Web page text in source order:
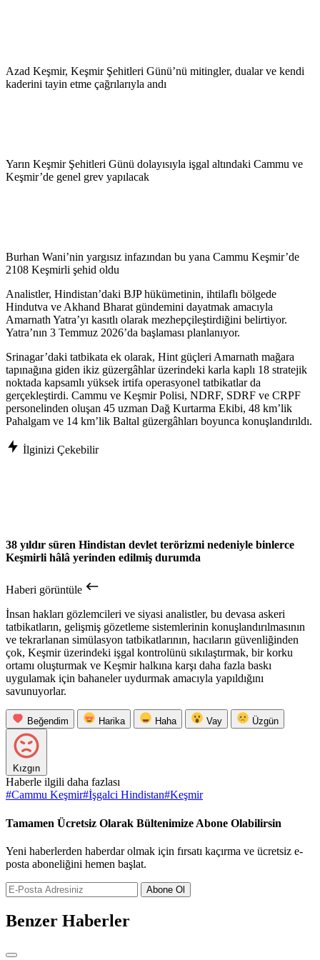
Azad Keşmir, Keşmir Şehitleri Günü’nü mitingler, dualar ve kendi
kaderini tayin etme çağrılarıyla andı
Yarın Keşmir Şehitleri Günü dolayısıyla işgal altındaki Cammu ve
Keşmir’de genel grev yapılacak
Burhan Wani’nin yargısız infazından bu yana Cammu Keşmir’de
2108 Keşmirli şehid oldu
Analistler, Hindistan’daki BJP hükümetinin, ihtilaflı bölgede
Hindutva ve Akhand Bharat gündemini dayatmak amacıyla
Amarnath Yatra’yı kasıtlı olarak mezhepçileştirdiğini belirtiyor.
Yatra’nın 3 Temmuz 2026’da başlaması planlanıyor.
Srinagar’daki tatbikata ek olarak, Hint güçleri Amarnath mağara
tapınağına giden ikiz güzergâhlar üzerindeki karla kaplı 18 stratejik
noktada kapsamlı yüksek irtifa operasyonel tatbikatlar da
gerçekleştirdi. Cammu ve Keşmir Polisi, NDRF, SDRF ve CRPF
personelinden oluşan 45 uzman Dağ Kurtarma Ekibi, 48 km’lik
Pahalgam ve 14 km’lik Baltal güzergâhları boyunca konuşlandırıldı.
İlginizi Çekebilir
38 yıldır süren Hindistan devlet terörizmi nedeniyle binlerce
Keşmirli hâlâ yerinden edilmiş durumda
Haberi görüntüle
İnsan hakları gözlemcileri ve siyasi analistler, bu devasa askeri
tatbikatların, gelişmiş gözetleme sistemlerinin konuşlandırılmasının
ve tekrarlanan simülasyon tatbikatlarının, hacıların güvenliğinden
çok, Keşmir üzerindeki işgal kontrolünü sıkılaştırmak, bir korku
ortamı oluşturmak ve Keşmir halkına karşı daha fazla baskı
uygulamak için bahaneler uydurmak amacıyla yapıldığını
savunuyorlar.
Beğendim Harika Haha Vay Üzgün
Kızgın
Haberle ilgili daha fazlası
#Cammu Keşmir#İşgalci Hindistan#Keşmir
Tamamen Ücretsiz Olarak Bültenimize Abone Olabilirsin
Yeni haberlerden haberdar olmak için fırsatı kaçırma ve ücretsiz e-
posta aboneliğini hemen başlat.
Abone Ol
Benzer Haberler